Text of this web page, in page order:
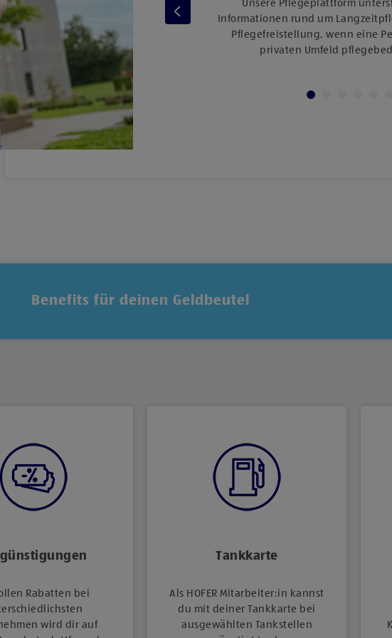
an Lauf-​ und
profitierst du von
Fitnessstudios.
Unsere Pflegeplattform
Informationen rund um
Pflegefreistellung, wenn eine
privaten Umfeld
Benefits für deinen Geldbeutel
Rabatten bei
wird dir auf
Tankkarte
Als HOFER Mitarbeiter:in kannst
du mit deiner Tankkarte bei
ausgewählten Tankstellen